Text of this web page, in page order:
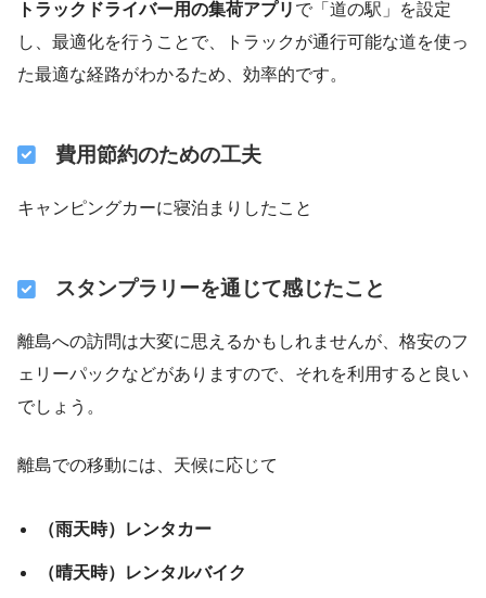
トラックドライバー用の集荷アプリ で「道の駅」を設定
し、最適化を行うことで、トラックが通行可能な道を使っ
た最適な経路がわかるため、効率的です。
費用節約のための工夫
キャンピングカーに寝泊まりしたこと
スタンプラリーを通じて感じたこと
離島への訪問は大変に思えるかもしれませんが、格安のフ
ェリーパックなどがありますので、それを利用すると良い
でしょう。
離島での移動には、天候に応じて
（雨天時）レンタカー
（晴天時）レンタルバイク